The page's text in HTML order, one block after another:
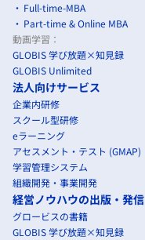
Full-time-MBA
Part-time & Online MBA
動画学習：
GLOBIS 学び放題×知見録
GLOBIS Unlimited
法人向けサービス
企業内研修
スクール型研修
eラーニング
アセスメント・テスト (GMAP)
学習管理システム
組織開発・事業開発
経営ノウハウの出版・発信
グロービスの書籍
GLOBIS 学び放題×知見録